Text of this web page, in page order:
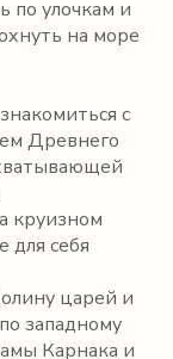
по улочкам и
на море
с
Древнего
круизном
для себя
царей и
западному
Карнака и